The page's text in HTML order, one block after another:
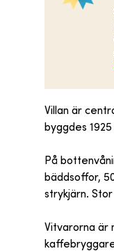
Villan är
byggdes
På
bäddsoffor,
strykjärn.
Vitvarorna är